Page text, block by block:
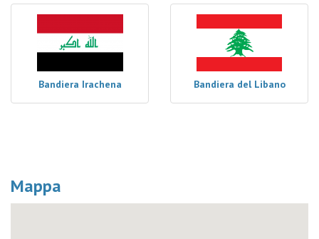
Bandiera Irachena Bandiera del Libano
Mappa